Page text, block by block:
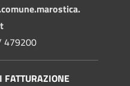
479200
FATTURAZIONE